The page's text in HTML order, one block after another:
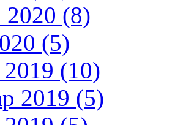
2020 (8)
(5)
(10)
2019 (5)